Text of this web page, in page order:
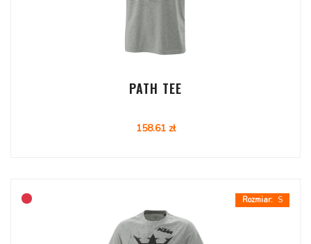
PATH TEE
158.61 zł
S